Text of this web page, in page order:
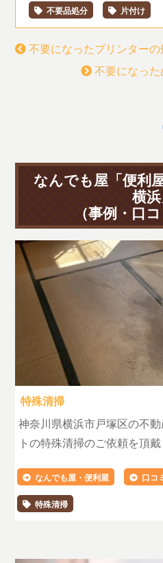
不要品処分 片付け
不要になったプリンター
不要になった
なんでも屋「便利
横浜
（事例・口
特殊清掃
神奈川県横浜市戸塚区の不
トの特殊清掃のご依頼を頂
なんでも屋・便利屋 口コ
特殊清掃